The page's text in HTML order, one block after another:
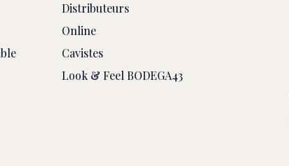
Distributeurs
Online
Cavistes
Look & Feel BODEGA43